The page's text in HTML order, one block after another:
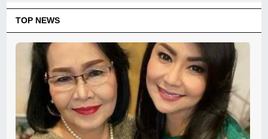
TOP NEWS